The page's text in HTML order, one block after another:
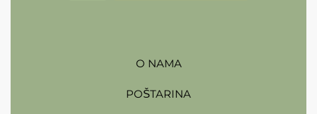
O NAMA
POŠTARINA